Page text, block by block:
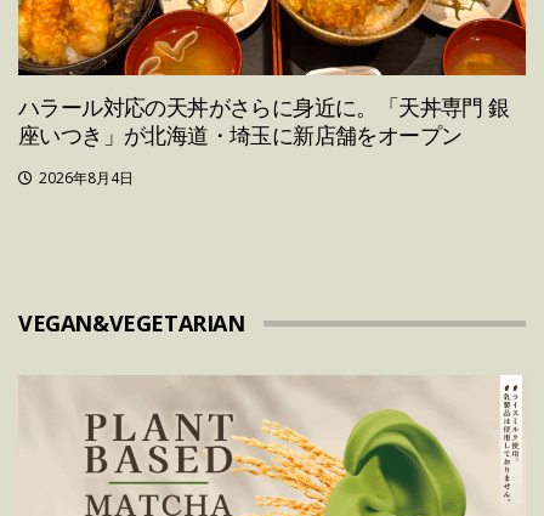
ハラール対応の天丼がさらに身近に。「天丼専門 銀
座いつき」が北海道・埼玉に新店舗をオープン
2026年8月4日
VEGAN&VEGETARIAN